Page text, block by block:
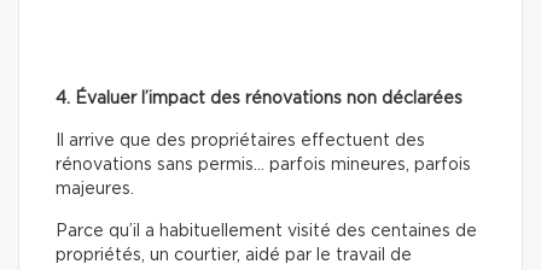
4. Évaluer l’impact des rénovations non déclarées
Il arrive que des propriétaires effectuent des
rénovations sans permis… parfois mineures, parfois
majeures.
Parce qu’il a habituellement visité des centaines de
propriétés, un courtier, aidé par le travail de